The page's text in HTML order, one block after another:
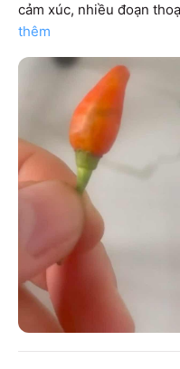
cảm xúc, nhiều đoạn
thêm